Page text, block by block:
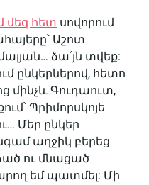
մեզ հետ սովորում
Աշոտ
ձա՛յն տվեք:
ընկերներով, հետո
մինչև Գուդաուտ,
Պրիմորսկոյե
Մեր ընկեր
աղջիկ բերեց
ու մնացած
եմ պատմել: Մի